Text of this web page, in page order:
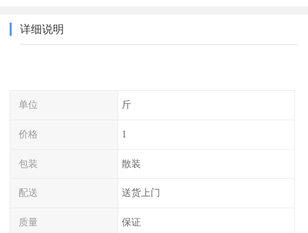
详细说明
单位 斤
价格 1
包装 散装
配送 送货上门
质量 保证